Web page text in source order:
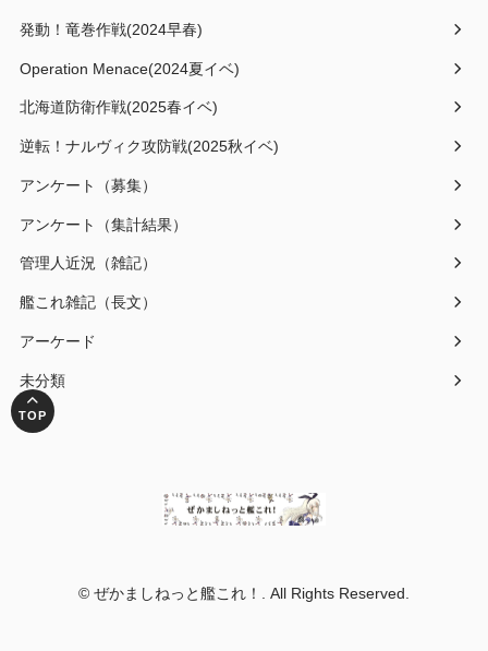
発動！竜巻作戦(2024早春)
Operation Menace(2024夏イベ)
北海道防衛作戦(2025春イベ)
逆転！ナルヴィク攻防戦(2025秋イベ)
アンケート（募集）
アンケート（集計結果）
管理人近況（雑記）
艦これ雑記（長文）
アーケード
未分類
© ぜかましねっと艦これ！. All Rights Reserved.